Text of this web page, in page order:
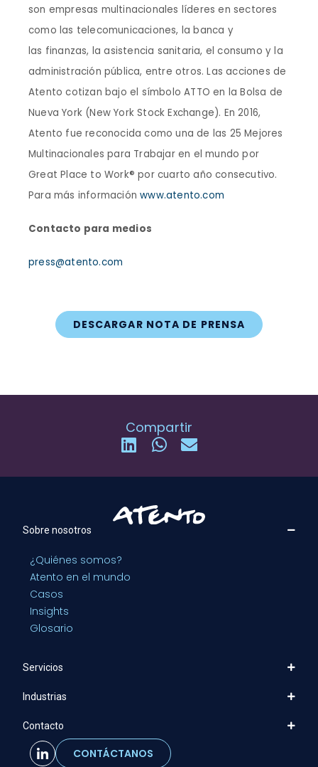
son empresas multinacionales líderes en sectores
como las telecomunicaciones, la banca y
las finanzas, la asistencia sanitaria, el consumo y la
administración pública, entre otros. Las acciones de
Atento cotizan bajo el símbolo ATTO en la Bolsa de
Nueva York (New York Stock Exchange). En 2016,
Atento fue reconocida como una de las 25 Mejores
Multinacionales para Trabajar en el mundo por
Great Place to Work® por cuarto año consecutivo.
Para más informaciónwww.atento.com
Contacto para medios
press@atento.com
DESCARGAR NOTA DE PRENSA
Compartir
Sobre nosotros
¿Quiénes somos?
Atento en el mundo
Casos
Insights
Glosario
Servicios
Industrias
Contacto
CONTÁCTANOS